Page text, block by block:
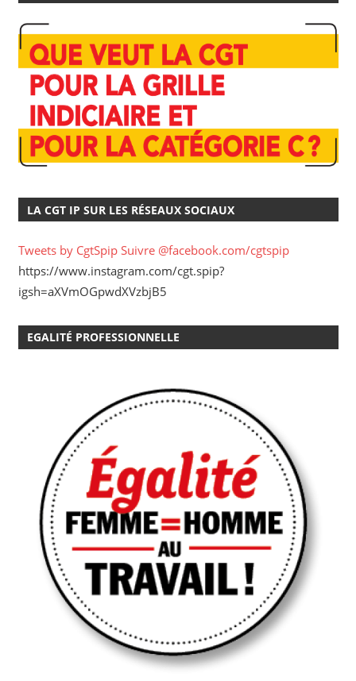
LA CGT IP SUR LES RÉSEAUX SOCIAUX
Tweets by CgtSpip Suivre @facebook.com/cgtspip
https://www.instagram.com/cgt.spip?
igsh=aXVmOGpwdXVzbjB5
EGALITÉ PROFESSIONNELLE